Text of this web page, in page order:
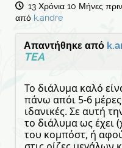
13 Χρόνια 10 Μήνες πριν
από k.andre
Απαντήθηκε από
TEA
Το διάλυμα καλό
πάνω απόι 5-6
ιδανικές. Σε αυτή
το διάλυμα ως έχει
του κομπόστ, ή